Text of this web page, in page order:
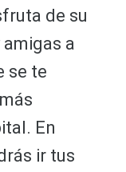
de su
a
se te
En
ir tus